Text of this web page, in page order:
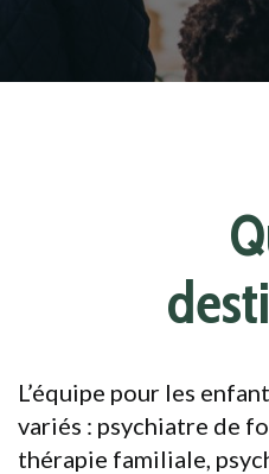
L’équipe pour les
variés : psychiatre de
thérapie familiale,